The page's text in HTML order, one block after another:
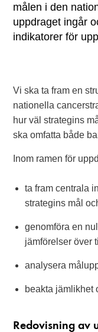
målen i den
uppdraget ingår
indikatorer för
Vi ska ta fram en
nationella
hur väl strategins
ska omfatta både
Inom ramen för
ta fram centrala
strategins mål
genomföra en
jämförelser över
analysera
beakta jämlikhet
Redovisning av